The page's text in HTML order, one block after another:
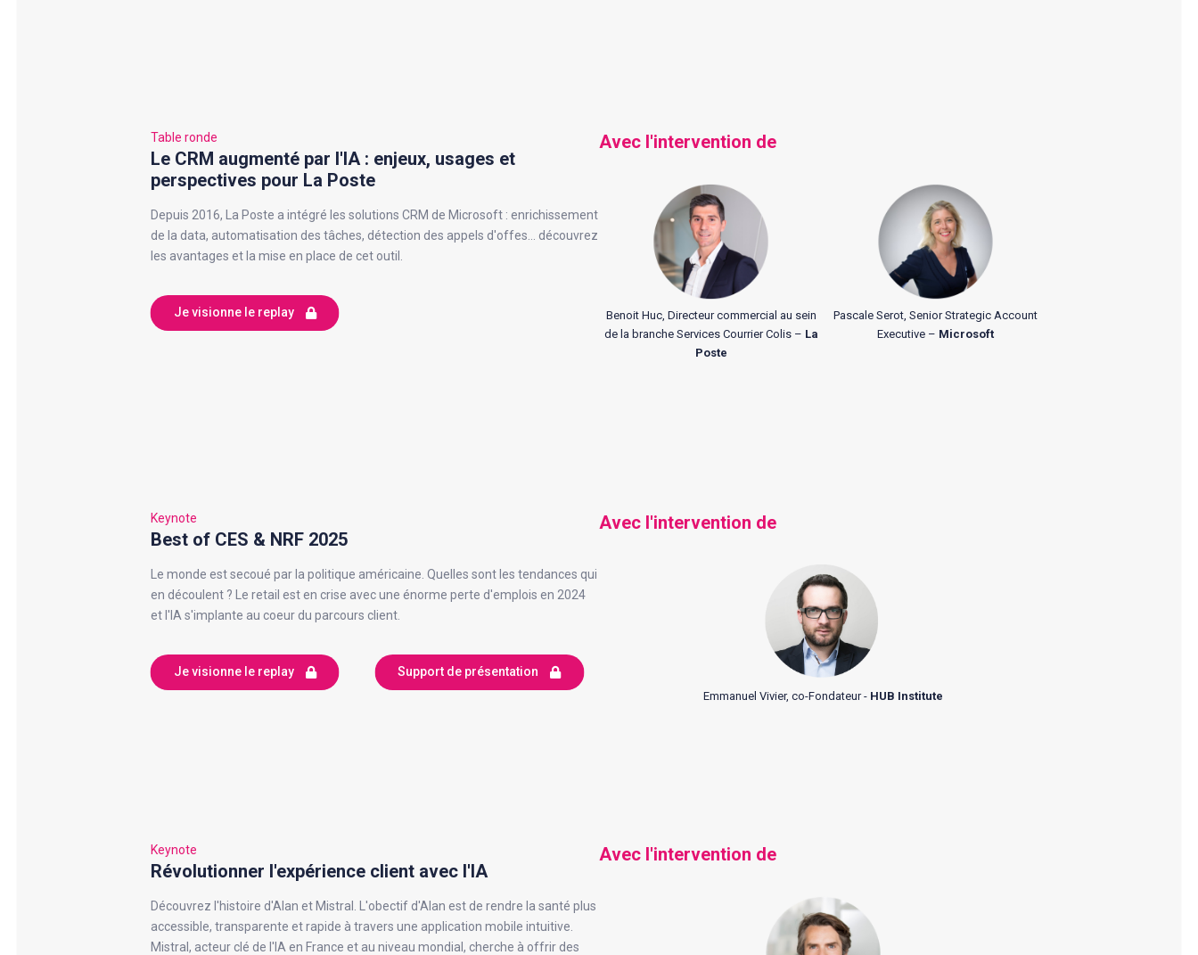
Table ronde
Le CRM augmenté par l'IA : enjeux, usages et
perspectives pour La Poste
Depuis 2016, La Poste a intégré les solutions CRM de Microsoft : enrichissement
de la data, automatisation des tâches, détection des appels d'offes... découvrez
les avantages et la mise en place de cet outil.
Je visionne le replay
Avec l'intervention de
Benoit Huc, Directeur commercial au sein
de la branche Services Courrier Colis – La
Poste
Pascale Serot, Senior Strategic Account
Executive – Microsoft
Keynote
Best of CES & NRF 2025
Le monde est secoué par la politique américaine. Quelles sont les tendances qui
en découlent ? Le retail est en crise avec une énorme perte d'emplois en 2024
et l'IA s'implante au coeur du parcours client.
Je visionne le replay Support de présentation
Avec l'intervention de
Emmanuel Vivier, co-Fondateur - HUB Institute
Keynote
Révolutionner l'expérience client avec l'IA
Découvrez l'histoire d'Alan et Mistral. L'obectif d'Alan est de rendre la santé plus
accessible, transparente et rapide à travers une application mobile intuitive.
Mistral, acteur clé de l'IA en France et au niveau mondial, cherche à offrir des
Avec l'intervention de